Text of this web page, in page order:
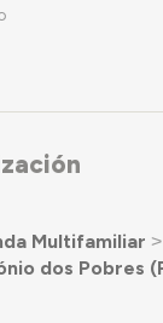
Multifamiliar ˃
dos Pobres